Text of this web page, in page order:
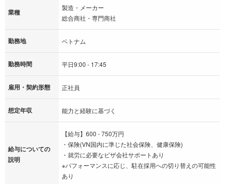
業種
製造・メーカー
総合商社・専門商社
勤務地 ベトナム
勤務時間 平日9:00 - 17:45
雇用・契約形態 正社員
想定年収 能力と経験に基づく
給与についての
説明
【給与】600 - 750万円
・保険(VN国内に準じた社会保険、健康保険)
・就労に必要なビザ会社サポートあり
※パフォーマンスに応じ、駐在採用への切り替えの可能性
あり